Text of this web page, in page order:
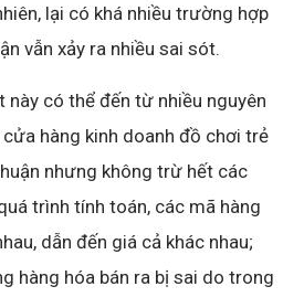
lại có khá nhiều trường hợp
vẫn xảy ra nhiều sai sót.
có thể đến từ nhiều nguyên
cửa hàng kinh doanh đồ chơi trẻ
nhưng không trừ hết các
trình tính toán, các mã hàng
dẫn đến giá cả khác nhau;
hàng hóa bán ra bị sai do trong